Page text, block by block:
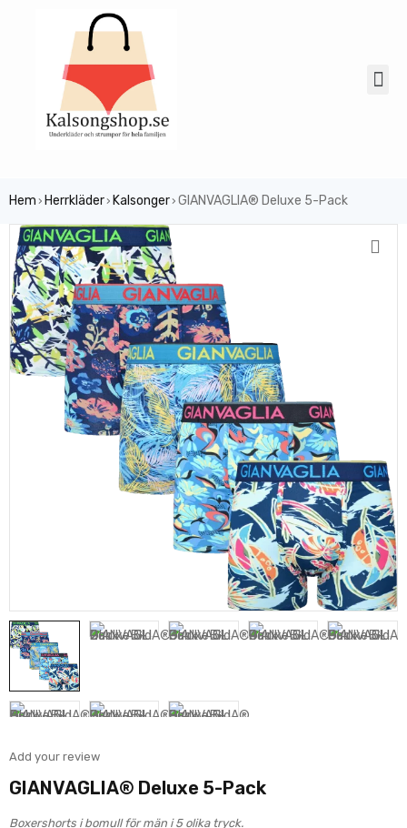
Hem › Herrkläder› Kalsonger› GIANVAGLIA® Deluxe 5-Pack
Add your review
GIANVAGLIA® Deluxe 5-Pack
Boxershorts i bomull för män i 5 olika tryck.